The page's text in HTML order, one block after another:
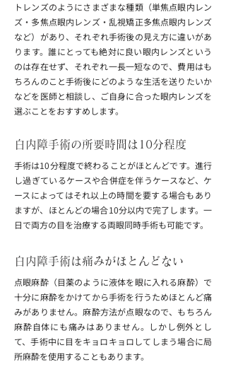
トレンズのようにさまざまな種類（単焦点眼内レン
ズ・多焦点眼内レンズ・乱視矯正多焦点眼内レンズ
など）があり、それぞれ手術後の見え方に違いがあ
ります。誰にとっても絶対に良い眼内レンズという
のは存在せず、それぞれ一長一短なので、費用はも
ちろんのこと手術後にどのような生活を送りたいか
などを医師と相談し、ご自身に合った眼内レンズを
選ぶことをおすすめします。
白内障手術の所要時間は10分程度
手術は10分程度で終わることがほとんどです。進行
し過ぎているケースや合併症を伴うケースなど、ケ
ースによってはそれ以上の時間を要する場合もあり
ますが、ほとんどの場合10分以内で完了します。一
日で両方の目を治療する両眼同時手術も可能です。
白内障手術は痛みがほとんどない
点眼麻酔（目薬のように液体を眼に入れる麻酔）で
十分に麻酔をかけてから手術を行うためほとんど痛
みがありません。麻酔方法が点眼なので、もちろん
麻酔自体にも痛みはありません。しかし例外とし
て、手術中に目をキョロキョロしてしまう場合に局
所麻酔を使用することもあります。